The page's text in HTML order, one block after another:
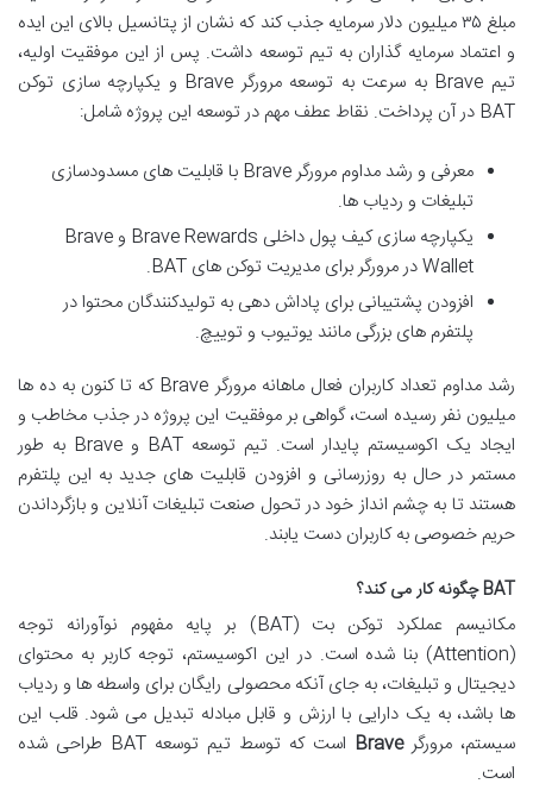
مبلغ ۳۵ میلیون دلار سرمایه جذب کند که نشان از پتانسیل بالای این ایده
و اعتماد سرمایه گذاران به تیم توسعه داشت. پس از این موفقیت اولیه،
تیم Brave به سرعت به توسعه مرورگر Brave و یکپارچه سازی توکن
BAT در آن پرداخت. نقاط عطف مهم در توسعه این پروژه شامل:
معرفی و رشد مداوم مرورگر Brave با قابلیت های مسدودسازی
تبلیغات و ردیاب ها.
یکپارچه سازی کیف پول داخلی Brave Rewards و Brave
Wallet در مرورگر برای مدیریت توکن های BAT.
افزودن پشتیبانی برای پاداش دهی به تولیدکنندگان محتوا در
پلتفرم های بزرگی مانند یوتیوب و توییچ.
رشد مداوم تعداد کاربران فعال ماهانه مرورگر Brave که تا کنون به ده ها
میلیون نفر رسیده است، گواهی بر موفقیت این پروژه در جذب مخاطب و
ایجاد یک اکوسیستم پایدار است. تیم توسعه BAT و Brave به طور
مستمر در حال به روزرسانی و افزودن قابلیت های جدید به این پلتفرم
هستند تا به چشم انداز خود در تحول صنعت تبلیغات آنلاین و بازگرداندن
حریم خصوصی به کاربران دست یابند.
BAT چگونه کار می کند؟
مکانیسم عملکرد توکن بت (BAT) بر پایه مفهوم نوآورانه توجه
(Attention) بنا شده است. در این اکوسیستم، توجه کاربر به محتوای
دیجیتال و تبلیغات، به جای آنکه محصولی رایگان برای واسطه ها و ردیاب
ها باشد، به یک دارایی با ارزش و قابل مبادله تبدیل می شود. قلب این
سیستم، مرورگرBrave
است که توسط تیم توسعه BAT طراحی شده
است.